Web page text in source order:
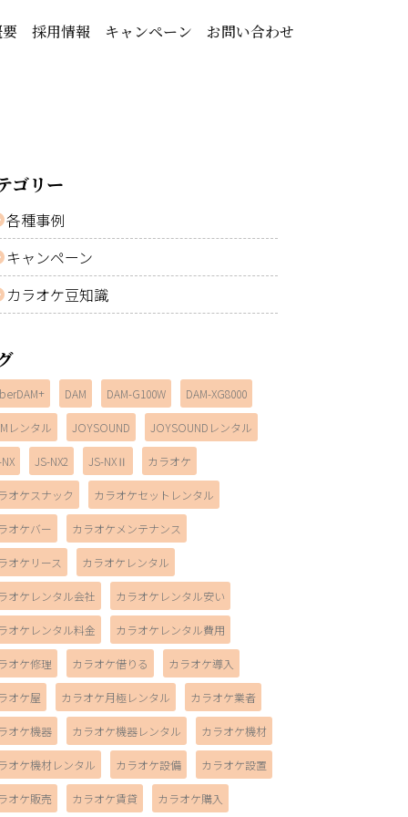
採用情報 キャンペーン お問い合わせ
ゴリー
各種事例
キャンペーン
カラオケ豆知識
DAM DAM-G100W DAM-XG8000
レンタル JOYSOUND JOYSOUNDレンタル
JS-NX2 JS-NXⅡ カラオケ
オケスナック カラオケセットレンタル
オケバー カラオケメンテナンス
オケリース カラオケレンタル
オケレンタル会社 カラオケレンタル安い
オケレンタル料金 カラオケレンタル費用
オケ修理 カラオケ借りる カラオケ導入
オケ屋 カラオケ月極レンタル カラオケ業者
オケ機器 カラオケ機器レンタル カラオケ機材
オケ機材レンタル カラオケ設備 カラオケ設置
オケ販売 カラオケ賃貸 カラオケ購入